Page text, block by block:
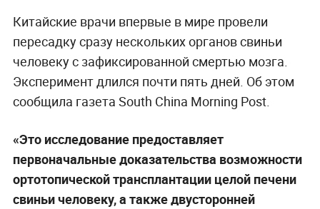
Китайские врачи впервые в мире провели
пересадку сразу нескольких органов свиньи
человеку с зафиксированной смертью мозга.
Эксперимент длился почти пять дней. Об этом
сообщила газета South China Morning Post.
«Это исследование предоставляет
первоначальные доказательства возможности
ортотопической трансплантации целой печени
свиньи человеку, а также двусторонней